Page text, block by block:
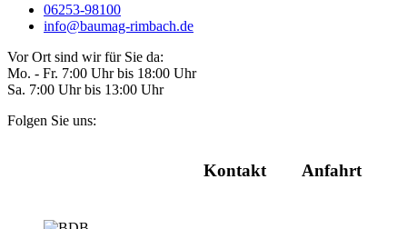
06253-98100
info@baumag-rimbach.de
Vor Ort sind wir für Sie da:
Mo. - Fr. 7:00 Uhr bis 18:00 Uhr
Sa. 7:00 Uhr bis 13:00 Uhr
Folgen Sie uns:
Kontakt Anfahrt